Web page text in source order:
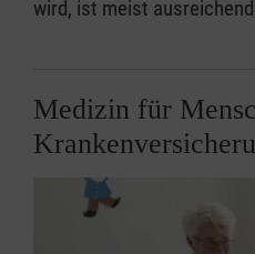
wird, ist meist
Medizin für